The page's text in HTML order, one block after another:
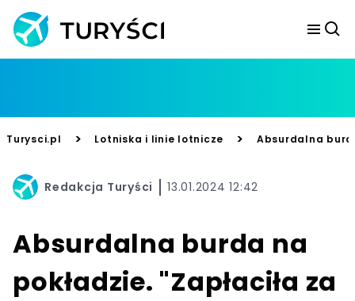
Turysci.pl > Lotniska i linie lotnicze > Absurdalna
Redakcja Turyści 13.01.2024 12:42
Absurdalna burda na
pokładzie. "Zapłaciła za